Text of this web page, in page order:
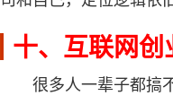
十、互联网创
很多人一辈子都搞不